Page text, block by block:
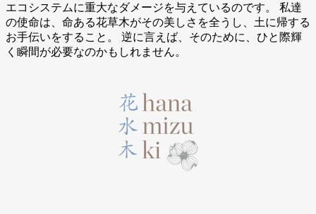
エコシステムに重大なダメージを与えているのです。 私達
の使命は、命ある花草木がその美しさを全うし、土に帰する
お手伝いをすること。 逆に言えば、そのために、ひと際輝
く瞬間が必要なのかもしれません。